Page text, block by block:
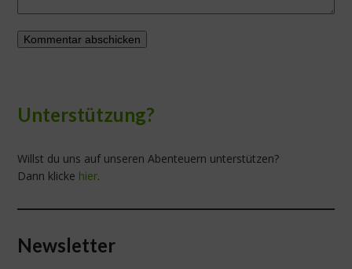
Unterstützung?
Willst du uns auf unseren Abenteuern unterstützen?
Dann klicke hier.
Newsletter